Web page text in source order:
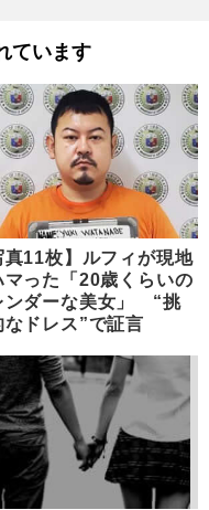
ています
真11枚】ルフィが現地
マった「20歳くらいの
ンダーな美女」 “挑
なドレス”で証言